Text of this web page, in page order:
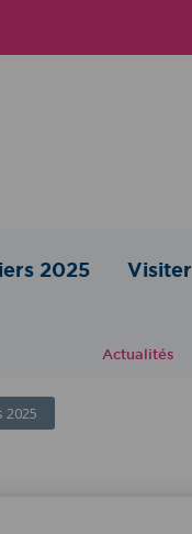
2025 Visiter
Actualités
2025